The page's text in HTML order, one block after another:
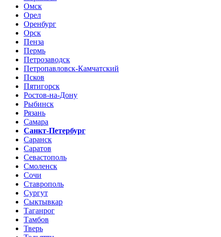
Омск
Орел
Оренбург
Орск
Пенза
Пермь
Петрозаводск
Петропавловск-Камчатский
Псков
Пятигорск
Ростов-на-Дону
Рыбинск
Рязань
Самара
Санкт-Петербург
Саранск
Саратов
Севастополь
Смоленск
Сочи
Ставрополь
Сургут
Сыктывкар
Таганрог
Тамбов
Тверь